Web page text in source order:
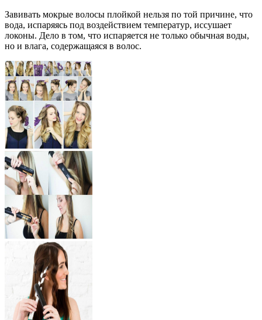
Завивать мокрые волосы плойкой нельзя по той причине, что
вода, испаряясь под воздействием температур, иссушает
локоны. Дело в том, что испаряется не только обычная воды,
но и влага, содержащаяся в волос.